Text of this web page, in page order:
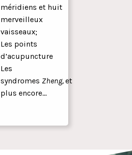
méridiens et huit
merveilleux
vaisseaux;
Les points
d’acupuncture
Les
syndromes Zheng,et
plus encore…